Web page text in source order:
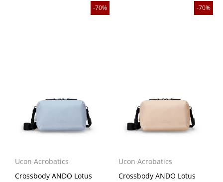
70%
Ucon Acrobatics
Crossbody ANDO Lotus
70%
Ucon Acrobatics
Crossbody ANDO Lotus